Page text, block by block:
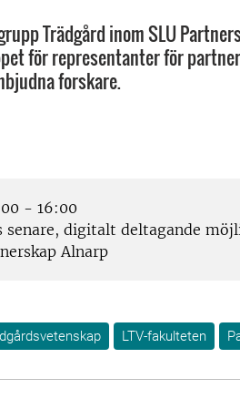
Trädgård inom SLU
för representanter för
forskare.
- 16:00
senare, digitalt deltagande
Alnarp
LTV-fakulteten